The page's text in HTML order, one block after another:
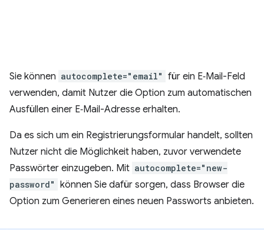
Sie können autocomplete="email" für ein E‑Mail-Feld
verwenden, damit Nutzer die Option zum automatischen
Ausfüllen einer E‑Mail-Adresse erhalten.
Da es sich um ein Registrierungsformular handelt, sollten
Nutzer nicht die Möglichkeit haben, zuvor verwendete
Passwörter einzugeben. Mit autocomplete="new-
password" können Sie dafür sorgen, dass Browser die
Option zum Generieren eines neuen Passworts anbieten.